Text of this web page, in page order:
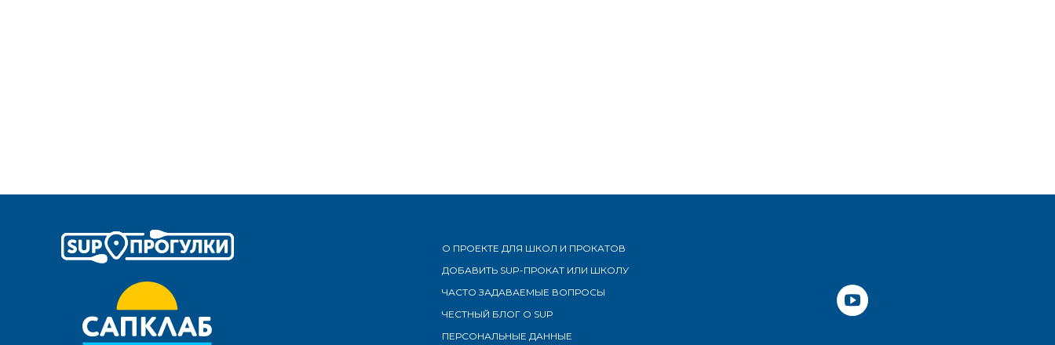
О ПРОЕКТЕ ДЛЯ ШКОЛ И ПРОКАТОВ
ДОБАВИТЬ SUP-ПРОКАТ ИЛИ ШКОЛУ
ЧАСТО ЗАДАВАЕМЫЕ ВОПРОСЫ
ЧЕСТНЫЙ БЛОГ О SUP
ПЕРСОНАЛЬНЫЕ ДАННЫЕ